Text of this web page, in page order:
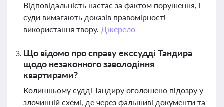
Відповідальність настає за фактом порушення, і
суди вимагають доказів правомірності
використання твору. Джерело
Що відомо про справу екссудді Тандира
щодо незаконного заволодіння
квартирами?
Колишньому судді Тандиру оголошено підозру у
злочинній схемі, де через фальшиві документи та